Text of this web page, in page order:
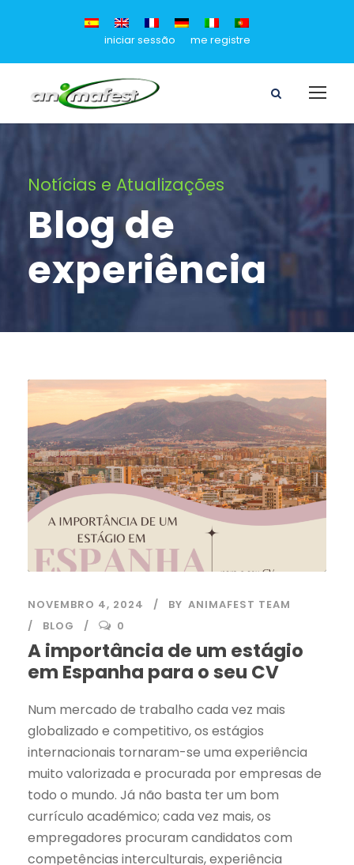
iniciar sessão me registre
Notícias e Atualizações
Blog de
experiência
NOVEMBRO 4, 2024 BY ANIMAFEST TEAM
BLOG
0
A importância de um estágio
em Espanha para o seu CV
Num mercado de trabalho cada vez mais
globalizado e competitivo, os estágios
internacionais tornaram-se uma experiência
muito valorizada e procurada por empresas de
todo o mundo. Já não basta ter um bom
currículo académico; cada vez mais, os
empregadores procuram candidatos com
competências interculturais, experiência